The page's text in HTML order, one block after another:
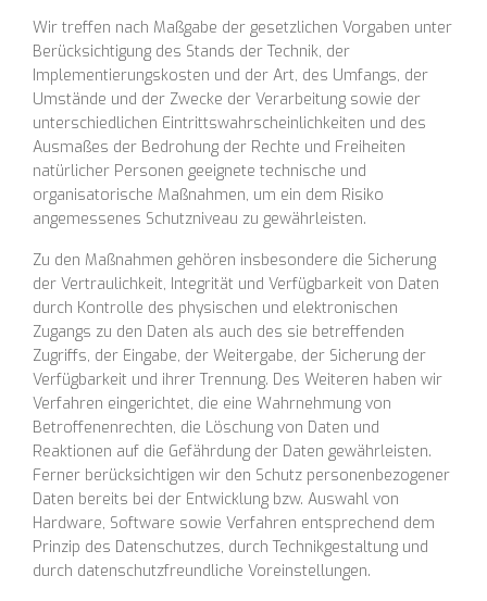
Wir treffen nach Maßgabe der gesetzlichen Vorgaben unter
Berücksichtigung des Stands der Technik, der
Implementierungskosten und der Art, des Umfangs, der
Umstände und der Zwecke der Verarbeitung sowie der
unterschiedlichen Eintrittswahrscheinlichkeiten und des
Ausmaßes der Bedrohung der Rechte und Freiheiten
natürlicher Personen geeignete technische und
organisatorische Maßnahmen, um ein dem Risiko
angemessenes Schutzniveau zu gewährleisten.
Zu den Maßnahmen gehören insbesondere die Sicherung
der Vertraulichkeit, Integrität und Verfügbarkeit von Daten
durch Kontrolle des physischen und elektronischen
Zugangs zu den Daten als auch des sie betreffenden
Zugriffs, der Eingabe, der Weitergabe, der Sicherung der
Verfügbarkeit und ihrer Trennung. Des Weiteren haben wir
Verfahren eingerichtet, die eine Wahrnehmung von
Betroffenenrechten, die Löschung von Daten und
Reaktionen auf die Gefährdung der Daten gewährleisten.
Ferner berücksichtigen wir den Schutz personenbezogener
Daten bereits bei der Entwicklung bzw. Auswahl von
Hardware, Software sowie Verfahren entsprechend dem
Prinzip des Datenschutzes, durch Technikgestaltung und
durch datenschutzfreundliche Voreinstellungen.